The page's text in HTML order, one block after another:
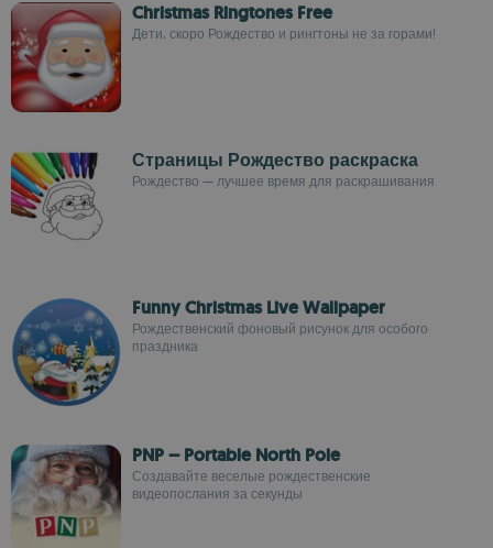
Christmas Ringtones Free
Дети, скоро Рождество и рингтоны не за горами!
Страницы Рождество раскраска
Рождество — лучшее время для раскрашивания
Funny Christmas Live Wallpaper
Рождественский фоновый рисунок для особого
праздника
PNP – Portable North Pole
Создавайте веселые рождественские
видеопослания за секунды